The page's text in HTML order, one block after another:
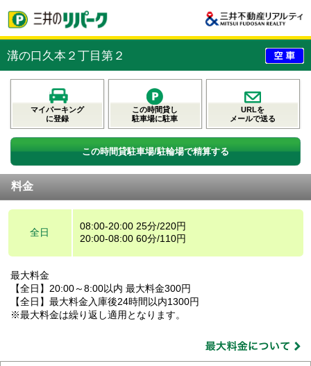
溝の口久本２丁目第２
マイパーキング
に登録
この時間貸し
駐車場に駐車
URLを
メールで送る
この時間貸駐車場/駐輪場で精算する
料金
全日
08:00-20:00 25分/220円
20:00-08:00 60分/110円
最大料金
【全日】20:00～8:00以内 最大料金300円
【全日】最大料金入庫後24時間以内1300円
※最大料金は繰り返し適用となります。